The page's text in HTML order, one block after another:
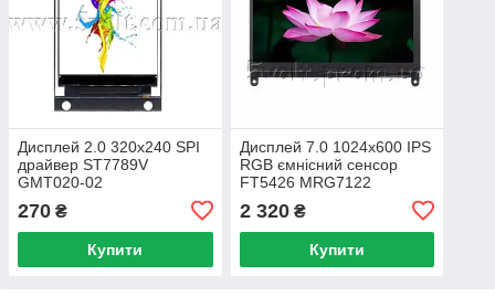
Дисплей 2.0 320x240 SPI
драйвер ST7789V
GMT020-02
270 ₴
Купити
Дисплей 7.0 1024х600 IPS
RGB ємнісний сенсор
FT5426 MRG7122
2 320₴
Купити